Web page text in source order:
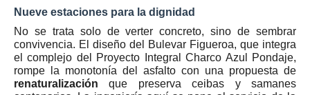
Nueve estaciones para la dignidad
No se trata solo de verter concreto, sino de sembrar
convivencia. El diseño del Bulevar Figueroa, que integra
el complejo del Proyecto Integral Charco Azul Pondaje,
rompe la monotonía del asfalto con una propuesta de
renaturalización que preserva ceibas y samanes